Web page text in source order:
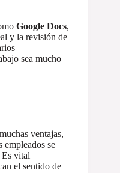
Google Docs,
y la revisión de
sea mucho
ventajas,
empleados se
Es vital
el sentido de